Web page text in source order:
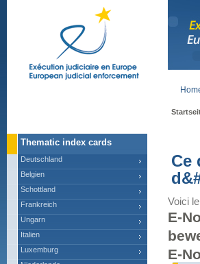
Ce
Voici
E-
E-
Thematic index cards
Deutschland
Belgien
Schottland
Frankreich
Ungarn
Italien
Luxemburg